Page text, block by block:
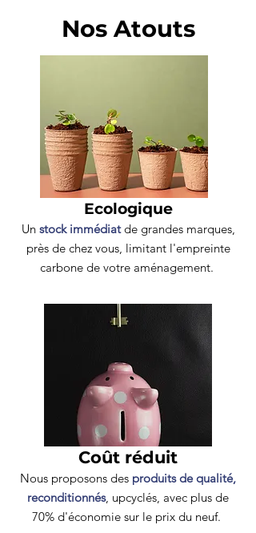
Nos Atouts
Ecologique
Un stock immédiatde grandes marques,
près de chez vous, limitant l'empreinte
carbone de votre aménagement.
Coût réduit
Nous proposons des produits de qualité,
reconditionnés, upcyclés, avec plus de
70% d'économie sur le prix du neuf.